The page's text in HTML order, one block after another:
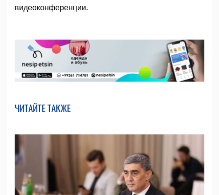
видеоконференции.
ЧИТАЙТЕ ТАКЖЕ